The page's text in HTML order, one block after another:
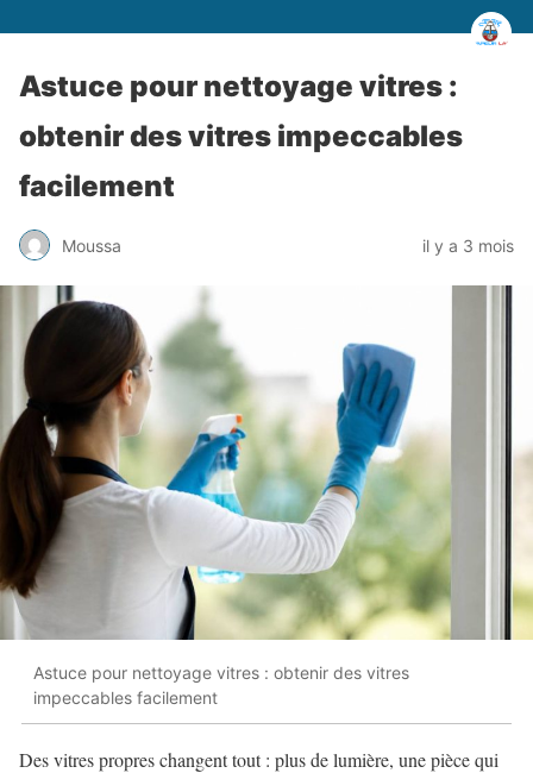
Astuce pour nettoyage vitres :
obtenir des vitres impeccables
facilement
Moussa il y a 3 mois
Astuce pour nettoyage vitres : obtenir des vitres
impeccables facilement
Des vitres propres changent tout : plus de lumière, une pièce qui